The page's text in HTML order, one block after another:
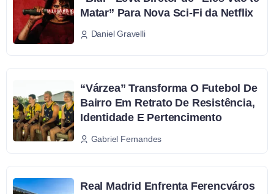
Matar” Para Nova Sci-Fi da Netflix
Daniel Gravelli
“Várzea” Transforma O Futebol De
Bairro Em Retrato De Resistência,
Identidade E Pertencimento
Gabriel Fernandes
Real Madrid Enfrenta Ferencváros